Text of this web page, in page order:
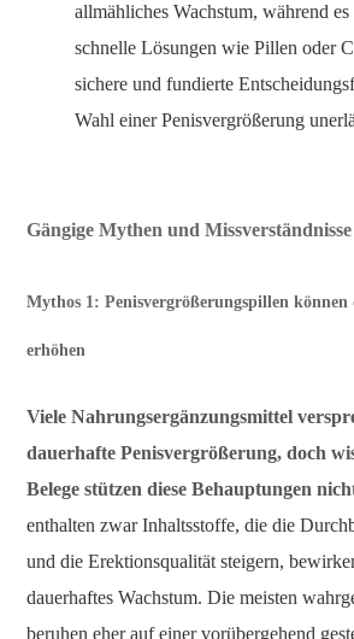
allmähliches Wachstum, während
schnelle Lösungen wie Pillen oder
sichere und fundierte
Wahl einer Penisvergrößerung
Gängige Mythen und Missverständnisse
Mythos 1: Penisvergrößerungspillen
erhöhen
Viele Nahrungsergänzungsmittel
dauerhafte Penisvergrößerung, doch
Belege stützen diese Behauptungen
enthalten zwar Inhaltsstoffe, die die
und die Erektionsqualität steigern,
dauerhaftes Wachstum. Die meisten
beruhen eher auf einer vorübergehend